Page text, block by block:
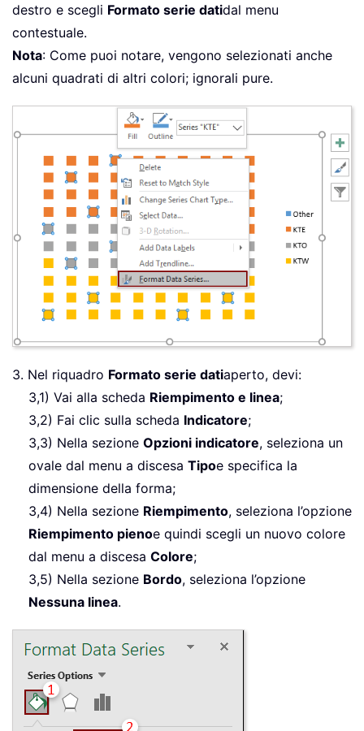
destro e scegli Formato serie datidal menu
contestuale.
Nota: Come puoi notare, vengono selezionati anche
alcuni quadrati di altri colori; ignorali pure.
3. Nel riquadro Formato serie datiaperto, devi:
3,1) Vai alla scheda Riempimento e linea;
3,2) Fai clic sulla scheda Indicatore;
3,3) Nella sezione Opzioni indicatore, seleziona un
ovale dal menu a discesa Tipoe specifica la
dimensione della forma;
3,4) Nella sezione Riempimento, seleziona l’opzione
Riempimento pienoe quindi scegli un nuovo colore
dal menu a discesa Colore;
3,5) Nella sezione Bordo, seleziona l’opzione
Nessuna linea.